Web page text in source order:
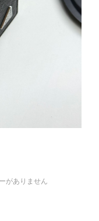
がありません